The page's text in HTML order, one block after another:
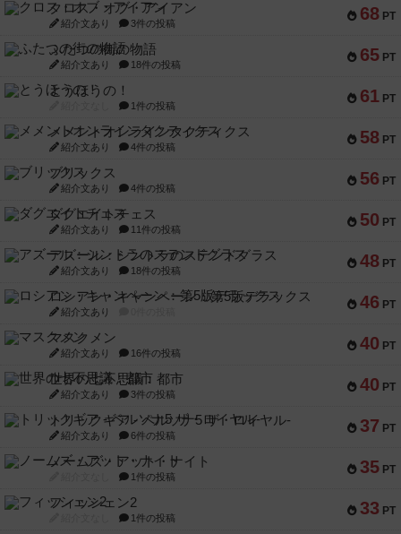
68 PT
クロス・オブ・アイアン
紹介文あり 3件の投稿
65 PT
ふたつの街の物語
紹介文あり 18件の投稿
61 PT
とうほうの！
1件の投稿
58 PT
メメントオンラインタクティクス
紹介文あり 4件の投稿
56 PT
ブリックス
紹介文あり 4件の投稿
50 PT
ダグエイトチェス
紹介文あり 11件の投稿
48 PT
アズール：シントラのステンドグラス
紹介文あり 18件の投稿
46 PT
ロシアン・キャンペーン：第5版デラックス
紹介文あり
40 PT
マスクメン
紹介文あり 16件の投稿
40 PT
世界の七不思議：都市
紹介文あり 3件の投稿
37 PT
トリックギア - ペルソナ5 ザ・ロイヤル-
紹介文あり 6件の投稿
35 PT
ノームズ・アット・ナイト
1件の投稿
33 PT
フィッシェン2
1件の投稿